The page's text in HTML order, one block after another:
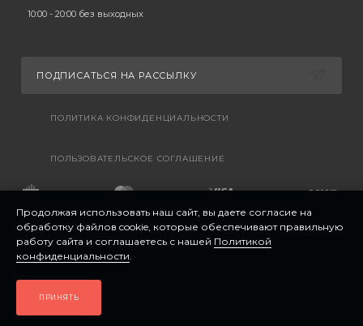
10:00 - 20:00 без выходных
ПОДПИСАТЬСЯ НА РАССЫЛКУ
ПОЛИТИКА КОНФИДЕНЦИАЛЬНОСТИ
ПОЛЬЗОВАТЕЛЬСКОЕ СОГЛАШЕНИЕ
Продолжая использовать наш сайт, вы даете согласие на
обработку файлов cookie, которые обеспечивают правильную
работу сайта и соглашаетесь с нашей Политикой
конфиденциальности.
ПРИНЯТЬ